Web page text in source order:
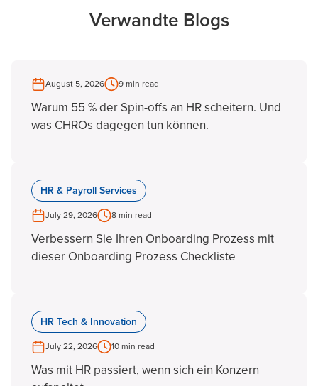
Verwandte Blogs
August 5, 2026 9 min read
Warum 55 % der Spin-offs an HR scheitern. Und
was CHROs dagegen tun können.
HR & Payroll Services
July 29, 2026 8 min read
Verbessern Sie Ihren Onboarding Prozess mit
dieser Onboarding Prozess Checkliste
HR Tech & Innovation
July 22, 2026 10 min read
Was mit HR passiert, wenn sich ein Konzern